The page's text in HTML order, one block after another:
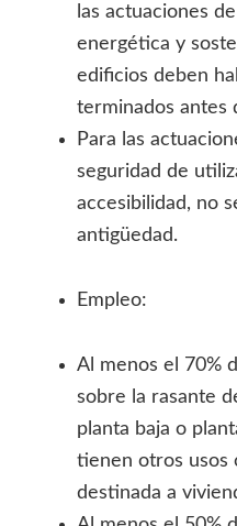
las actuaciones
energética y
edificios deben
terminados antes
Para las
seguridad de
accesibilidad, no
antigüedad.
Empleo:
Al menos el 70%
sobre la rasante
planta baja o
tienen otros usos
destinada a